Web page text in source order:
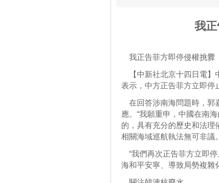
我
我正告菲方即停侵權挑釁
【中新社北京十四日電】
表示，中方正告菲方立即停
在回答涉南海問題時，郭
應。“我願重申，中國在南
的，具有充分的歷史和法理
相關海域巡航執法無可非議
“我們再次正告菲方立即
海和平安寧、導致局勢複雜